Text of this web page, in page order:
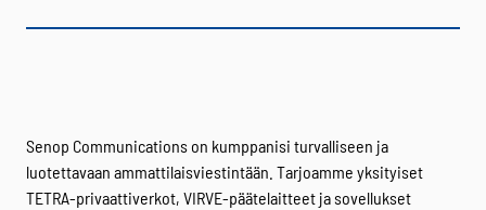
Senop Communications on kumppanisi turvalliseen ja
luotettavaan ammattilaisviestintään. Tarjoamme yksityiset
TETRA-privaattiverkot, VIRVE-päätelaitteet ja sovellukset